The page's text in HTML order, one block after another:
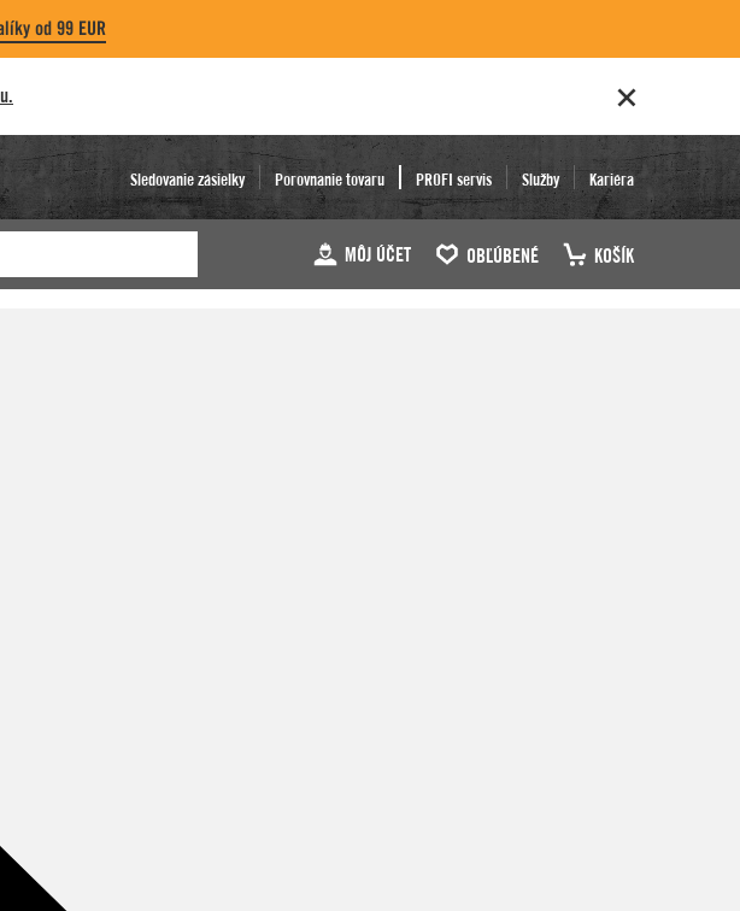
od 99 EUR
Sledovanie zásielky Porovnanie tovaru PROFI servis Služby Kariéra
MÔJ ÚČET OBĽÚBENÉ KOŠÍK